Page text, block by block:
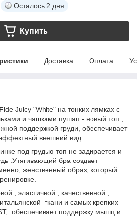
Осталось 2 дня
Купить
Доставка Оплата
Juicy "White" на тонких лямках с
и чашками пушап - новый топ ,
поддержкой груди, обеспечивает
внешний вид.
под грудью топ не задирается и
.Утягивающий бра создает
женственный образ, который
, эластичной , качественной ,
ткани и самых крепких
обеспечивает поддержку мышц и